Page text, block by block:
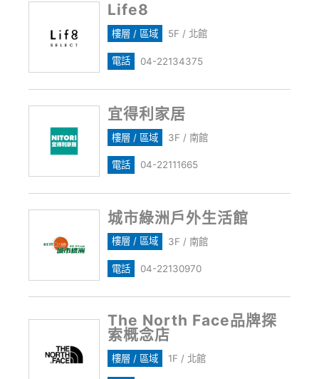
Life8
樓層 / 區域 5F / 北館
電話 04-22134375
宜得利家居
樓層 / 區域 3F / 南館
電話 04-22111665
城市綠洲戶外生活館
樓層 / 區域 3F / 南館
電話 04-22130970
The North Face品牌探
索概念店
樓層 / 區域 1F / 北館